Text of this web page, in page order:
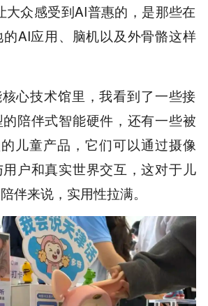
大众感受到AI普惠的，是那些在
AI应用、脑机以及外骨骼这样
心技术馆里，我看到了一些接
的陪伴式智能硬件，还有一些被
儿童产品，它们可以通过摄像
户和真实世界交互，这对于儿
伴来说，实用性拉满。